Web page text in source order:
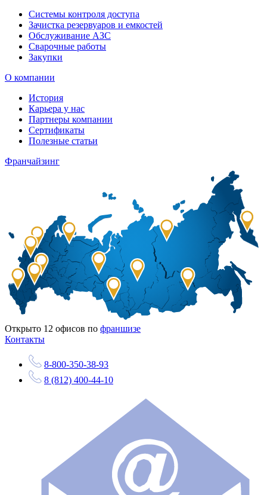
Системы контроля доступа
Зачистка резервуаров и емкостей
Обслуживание АЗС
Сварочные работы
Закупки
О компании
История
Карьера у нас
Партнеры компании
Сертификаты
Полезные статьи
Франчайзинг
Открыто 12 офисов по франшизе
Контакты
8-800-350-38-93
8 (812) 400-44-10